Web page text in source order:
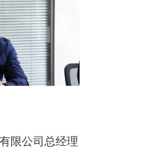
限公司总经理